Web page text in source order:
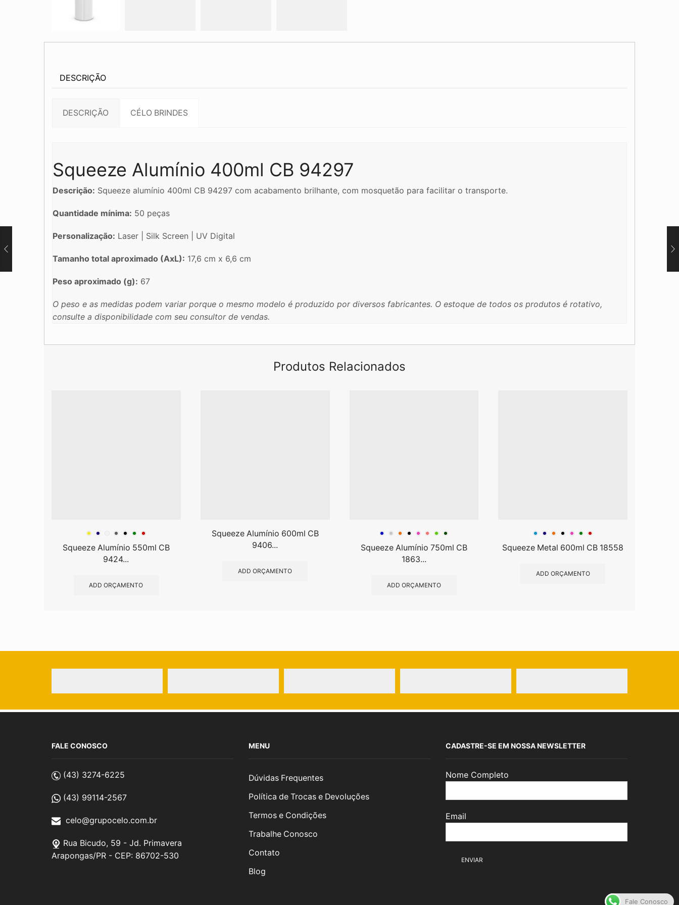
DESCRIÇÃO
DESCRIÇÃO CÉLO BRINDES
Squeeze Alumínio 400ml CB 94297
Descrição: Squeeze alumínio 400ml CB 94297 com acabamento brilhante, com mosquetão para facilitar o transporte.
Quantidade mínima: 50 peças
Personalização: Laser | Silk Screen | UV Digital
Tamanho total aproximado (AxL): 17,6 cm x 6,6 cm
Peso aproximado (g): 67
O peso e as medidas podem variar porque o mesmo modelo é produzido por diversos fabricantes. O estoque de todos os produtos é rotativo,
consulte a disponibilidade com seu consultor de vendas.
Produtos Relacionados
Squeeze Alumínio 550ml CB
9424...
ADD ORÇAMENTO
Squeeze Alumínio 600ml CB
9406...
ADD ORÇAMENTO
Squeeze Alumínio 750ml CB
1863...
ADD ORÇAMENTO
Squeeze Metal 600ml CB 18558
ADD ORÇAMENTO
FALE CONOSCO
(43) 3274-6225
(43) 99114-2567
celo@grupocelo.com.br
Rua Bicudo, 59 - Jd. Primavera
Arapongas/PR - CEP: 86702-530
MENU
Dúvidas Frequentes
Política de Trocas e Devoluções
Termos e Condições
Trabalhe Conosco
Contato
Blog
CADASTRE-SE EM NOSSA NEWSLETTER
Nome Completo
Email
Fale Conosco